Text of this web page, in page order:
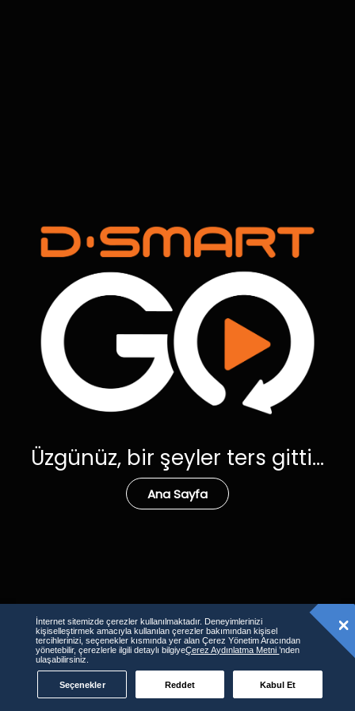
Üzgünüz, bir şeyler ters gitti...
Ana Sayfa
İnternet sitemizde çerezler kullanılmaktadır. Deneyimlerinizi
kişiselleştirmek amacıyla kullanılan çerezler bakımından kişisel
tercihlerinizi, seçenekler kısmında yer alan Çerez Yönetim Aracından
yönetebilir, çerezlerle ilgili detaylı bilgiyeÇerez Aydınlatma Metni’nden
ulaşabilirsiniz.
Seçenekler Reddet Kabul Et